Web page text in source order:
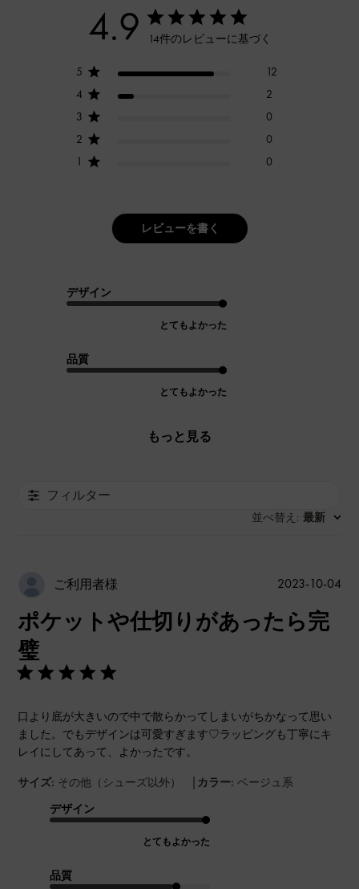
4.9 14件のレビューに基づく
5
12
4
2
3
0
2
0
1
0
レビューを書く
デザイン
とてもよかった
品質
とてもよかった
もっと見る
フィルター
並べ替え : 最新
ご利用者様
ポケットや仕切りがあったら完
璧
口より底が大きいので中で散らかってしまいがちかなって思い
ました。でもデザインは可愛すぎます♡ラッピングも丁寧にキ
レイにしてあって、よかったです。
サイズ: その他（シューズ以外） | カラー: ベージュ系
デザイン
とてもよかった
品質
公
2023-10-04